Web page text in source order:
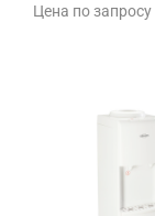
Цена по запросу